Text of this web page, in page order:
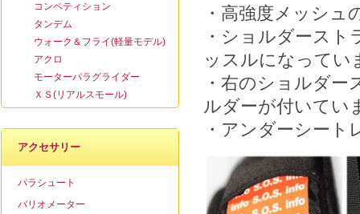
コンペティション
タンデム
ウォーク＆フライ(軽量モデル)
アクロ
モーターパラグライダー
ＸＳ(リアルスモール)
アクセサリー
パラシュート
バリオメーター
・高強度メッシ
・ショルダース
ッスルになってい
・右のショルダ
ルダーが付いてい
・アンダーシー